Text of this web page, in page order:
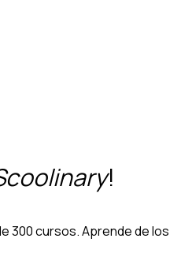
!
300 cursos. Aprende de los